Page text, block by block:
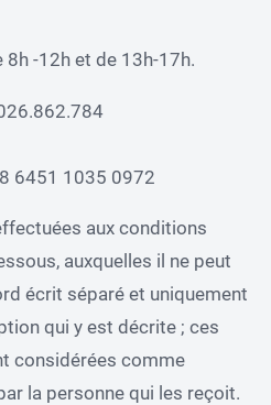
8h -12h et de 13h-17h.
6451 1035 0972
aux conditions
auxquelles il ne peut
écrit séparé et uniquement
qui y est décrite ; ces
considérées comme
la personne qui les reçoit.